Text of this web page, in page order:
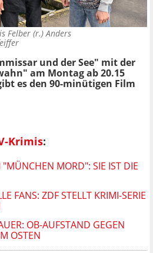
Felber (r.) Anders
und der See" mit der
am Montag ab 20.15
es den 90-minütigen Film
Krimis:
MORD": SIE IST DIE
FANS: ZDF STELLT KRIMI-SERIE
OB-AUFSTAND GEGEN
OSTEN